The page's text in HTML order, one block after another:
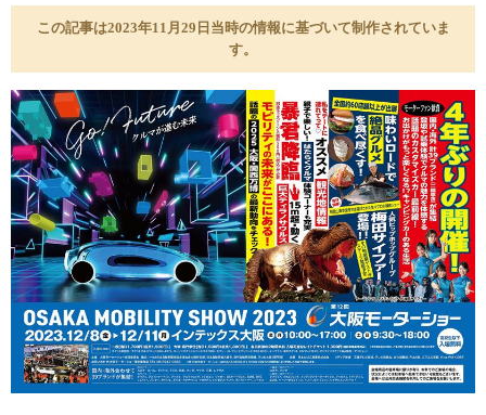
この記事は2023年11月29日当時の情報に基づいて制作されていま
す。